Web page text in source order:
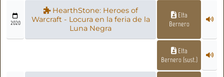
2020
HearthStone: Heroes of
Warcraft - Locura en la feria de la
Luna Negra
Elta
Bernero
Elta
Bernero (sust.)